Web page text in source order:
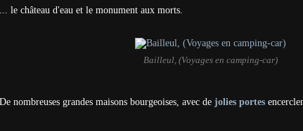
... le château d'eau et le monument aux morts.
Bailleul, (Voyages en camping-car)
De nombreuses grandes maisons bourgeoises, avec de jolies portes